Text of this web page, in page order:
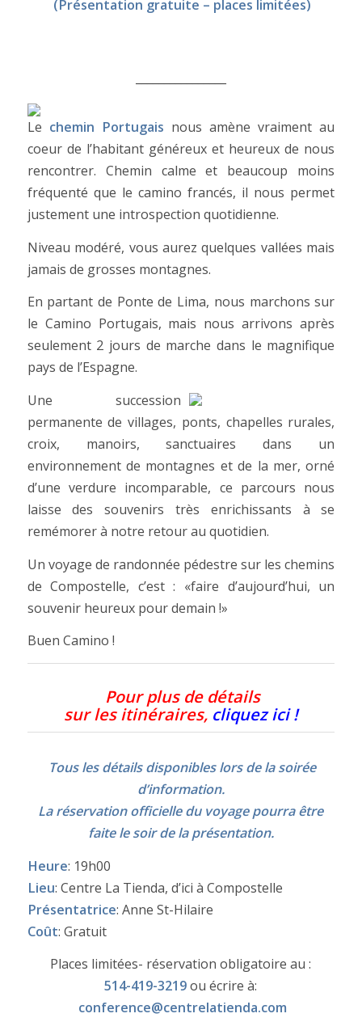
(Présentation gratuite – places limitées)
Le chemin Portugais nous amène vraiment au
coeur de l’habitant généreux et heureux de nous
rencontrer. Chemin calme et beaucoup moins
fréquenté que le camino francés, il nous permet
justement une introspection quotidienne.
Niveau modéré, vous aurez quelques vallées mais
jamais de grosses montagnes.
En partant de Ponte de Lima, nous marchons sur
le Camino Portugais, mais nous arrivons après
seulement 2 jours de marche dans le magnifique
pays de l’Espagne.
Une succession
permanente de villages, ponts, chapelles rurales,
croix, manoirs, sanctuaires dans un
environnement de montagnes et de la mer, orné
d’une verdure incomparable, ce parcours nous
laisse des souvenirs très enrichissants à se
remémorer à notre retour au quotidien.
Un voyage de randonnée pédestre sur les chemins
de Compostelle, c’est : «faire d’aujourd’hui, un
souvenir heureux pour demain !»
Buen Camino !
Pour plus de détails
sur les itinéraires, cliquez ici !
Tous les détails disponibles lors de la soirée
d’information.
La réservation officielle du voyage pourra être
faite le soir de la présentation.
Heure: 19h00
Lieu: Centre La Tienda, d’ici à Compostelle
Présentatrice: Anne St-Hilaire
Coût: Gratuit
Places limitées- réservation obligatoire au :
514-419-3219ou écrire à:
conference@centrelatienda.com